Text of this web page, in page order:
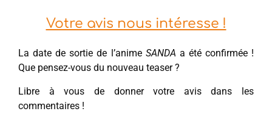
Votre avis nous intéresse !
La date de sortie de l’anime SANDA a été confirmée !
Que pensez-vous du nouveau teaser ?
Libre à vous de donner votre avis dans les
commentaires !